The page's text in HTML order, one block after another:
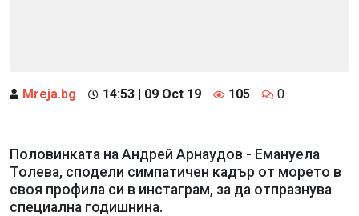
Mreja.bg 14:53 | 09 Oct 19 105 0
Половинката на Андрей Арнаудов - Емануела
Толева, сподели симпатичен кадър от морето в
своя профилa си в инстаграм, за да отпразнува
специална годишнина.